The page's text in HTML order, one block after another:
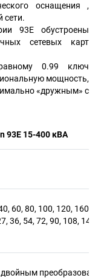
оснащения ,
сети.
93Е обустроены
сетевых карт
0.99 ключ
мощность,
«дружным» с
93Е 15-400 кВА
60, 80, 100, 120, 160,
36, 54, 72, 90, 108,